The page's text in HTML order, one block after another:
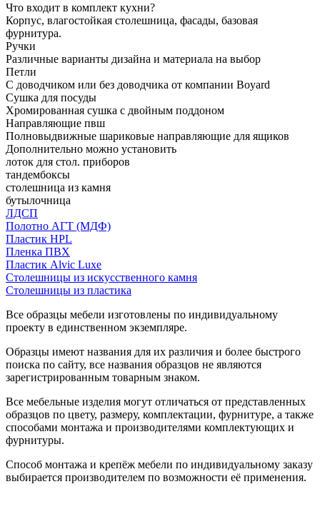
Что входит в комплект кухни?
Корпус, влагостойкая столешница, фасады, базовая
фурнитура.
Ручки
Различные варианты дизайна и материала на выбор
Петли
С доводчиком или без доводчика от компании Boyard
Сушка для посуды
Хромированная сушка с двойным поддоном
Направляющие пвш
Полновыдвижные шариковые направляющие для ящиков
Дополнительно можно установить
лоток для стол. приборов
тандембоксы
столешница из камня
бутылочница
ЛДСП
Полотно АГТ (МДФ)
Пластик HPL
Пленка ПВХ
Пластик Alvic Luxe
Столешницы из искусственного камня
Столешницы из пластика
Все образцы мебели изготовлены по индивидуальному
проекту в единственном экземпляре.
Образцы имеют названия для их различия и более быстрого
поиска по сайту, все названия образцов не являются
зарегистрированным товарным знаком.
Все мебельные изделия могут отличаться от представленных
образцов по цвету, размеру, комплектации, фурнитуре, а также
способами монтажа и производителями комплектующих и
фурнитуры.
Способ монтажа и крепёж мебели по индивидуальному заказу
выбирается производителем по возможности её применения.